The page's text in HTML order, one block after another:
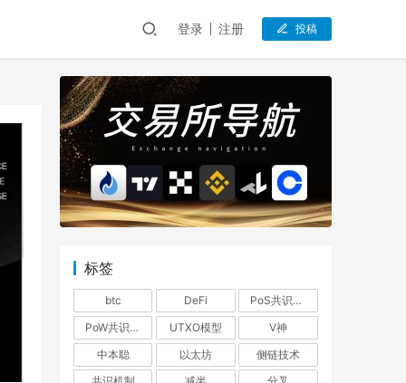
登录 注册 投稿
标签
btc DeFi
PoS共识机制
PoW共识机制
UTXO模型
V神
中本聪
以太坊
侧链技术